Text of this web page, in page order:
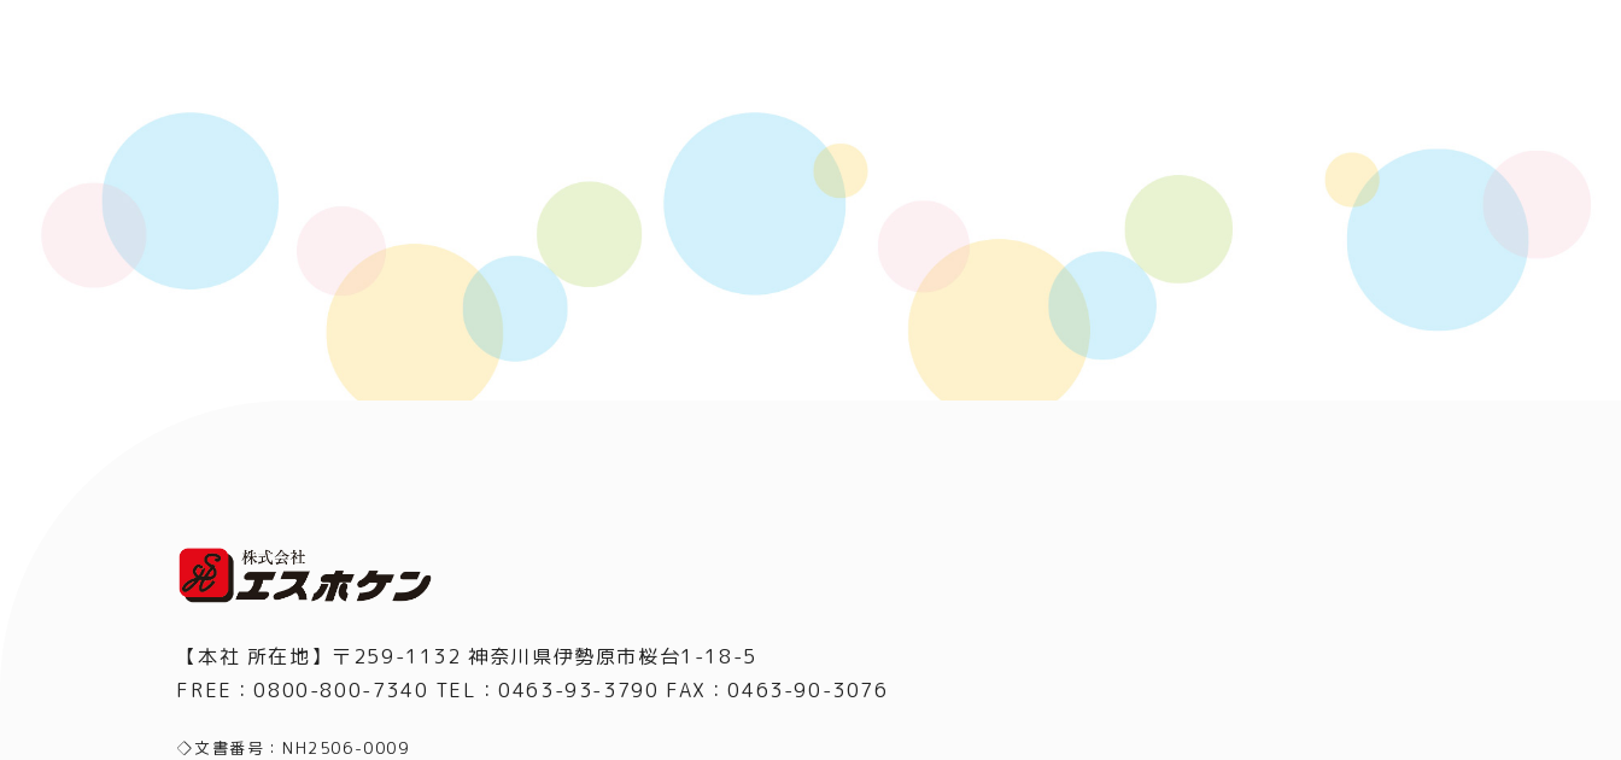
【本社 所在地】〒259-1132 神奈川県伊勢原市桜台1-18-5
FREE：0800-800-7340 TEL ：0463-93-3790 FAX ：0463-90-3076
◇文書番号：NH2506-0009